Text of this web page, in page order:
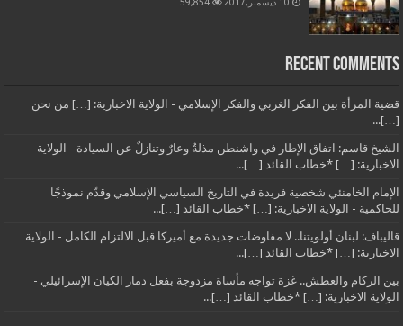
Recent Comments
قضية المرأة بين الفكر الغربي والفكر الإسلامي - الولاية الاخبارية: […] من نحن
[…]...
الشيخ قاسم: اتفاق الإطار في واشنطن مذلةٌ وعارٌ وتنازلٌ عن السيادة - الولاية
الاخبارية: […] *خطاب القائد […]...
الإمام الخامنئي شخصية فريدة في التاريخ السياسي الإسلامي وقدّم نموذجًا
للحاكمية - الولاية الاخبارية: […] *خطاب القائد […]...
قاليباف: لبنان أولويتنا.. لا مفاوضات جديدة مع أميركا قبل الالتزام الكامل - الولاية
الاخبارية: […] *خطاب القائد […]...
بين الركام والعطش.. غزة تواجه مأساة مزدوجة بفعل دمار الكيان الإسرائيلي -
الولاية الاخبارية: […] *خطاب القائد […]...